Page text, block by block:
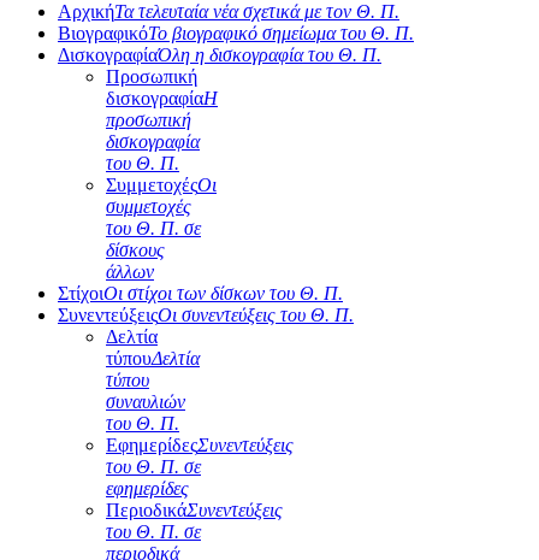
ΑρχικήΤα τελευταία νέα σχετικά με τον Θ. Π.
ΒιογραφικόΤο βιογραφικό σημείωμα του Θ. Π.
ΔισκογραφίαΌλη η δισκογραφία του Θ. Π.
Προσωπική
δισκογραφίαΗ
προσωπική
δισκογραφία
του Θ. Π.
ΣυμμετοχέςΟι
συμμετοχές
του Θ. Π. σε
δίσκους
άλλων
ΣτίχοιΟι στίχοι των δίσκων του Θ. Π.
ΣυνεντεύξειςΟι συνεντεύξεις του Θ. Π.
Δελτία
τύπουΔελτία
τύπου
συναυλιών
του Θ. Π.
ΕφημερίδεςΣυνεντεύξεις
του Θ. Π. σε
εφημερίδες
ΠεριοδικάΣυνεντεύξεις
του Θ. Π. σε
περιοδικά